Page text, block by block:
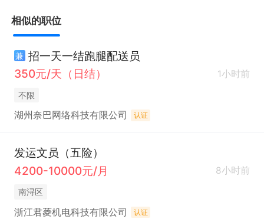
相似的职位
兼 招一天一结跑腿配送员
350元/天（日结）
1小时前
不限
湖州奈巴网络科技有限公司 认证
发运文员（五险）
4200-10000元/月
8小时前
南浔区
浙江君菱机电科技有限公司 认证